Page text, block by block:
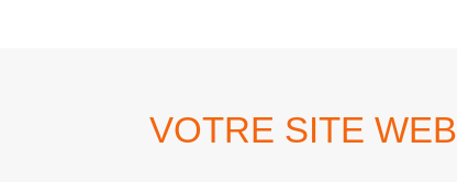
VOTRE SITE